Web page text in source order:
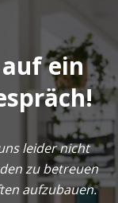
ein
leider nicht
zu betreuen
aufzubauen.